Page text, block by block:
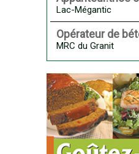
Lac-Mégantic
Opérateur de
MRC du Granit